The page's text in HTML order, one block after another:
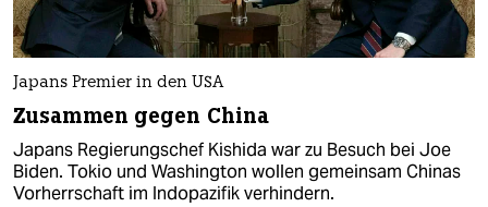
Japans Premier in den USA
Zusammen gegen China
Japans Regierungschef Kishida war zu Besuch bei Joe
Biden. Tokio und Washington wollen gemeinsam Chinas
Vorherrschaft im Indopazifik verhindern.